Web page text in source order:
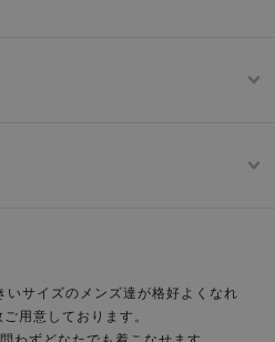
サイズのメンズ達が格好よくなれ
用意しております。
ずどなたでも着こなせます。